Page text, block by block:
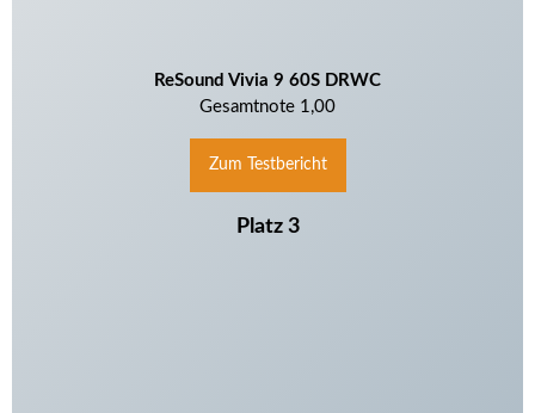
ReSound Vivia 9 60S DRWC
Gesamtnote 1,00
Zum Testbericht
Platz 3